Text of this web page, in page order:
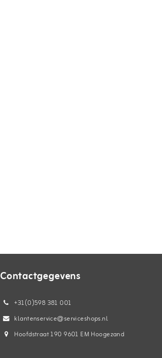
Contactgegevens
+31(0)598 381 001
klantenservice@serviceshops.nl
Hoofdstraat 190 9601 EM Hoogezand